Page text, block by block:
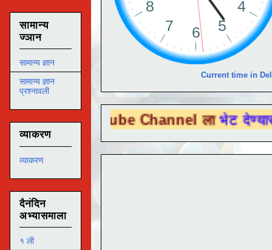
Current time in
Tube Channel लाभेट देण्यासाठी येथे
सामान्य
ज्ञान
सामान्य ज्ञान
सामान्य ज्ञान
प्रश्नावली
व्याकरण
व्याकरण
दैनंदिन
अभ्यासमाला
१ ली